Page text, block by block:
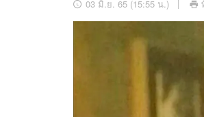
เช็กข่าวชัวร์
03 มิ.ย. 65 (15:55 น.)